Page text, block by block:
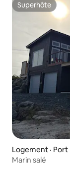
Superhôte
Superhôte
Logement ·
Marin salé